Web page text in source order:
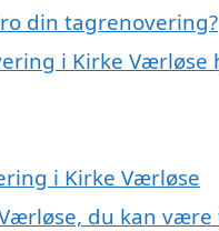
din tagrenovering?
i Kirke Værløse
i Kirke Værløse
du kan være